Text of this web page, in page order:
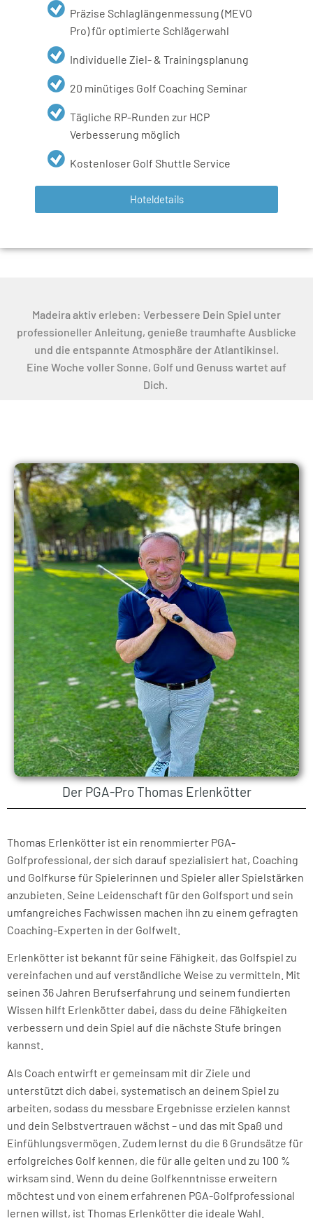
Präzise Schlaglängenmessung (MEVO
Pro) für optimierte Schlägerwahl
Individuelle Ziel- & Trainingsplanung
20 minütiges Golf Coaching Seminar
Tägliche RP-Runden zur HCP
Verbesserung möglich
Kostenloser Golf Shuttle Service
Hoteldetails
Madeira aktiv erleben: Verbessere Dein Spiel unter
professioneller Anleitung, genieße traumhafte Ausblicke
und die entspannte Atmosphäre der Atlantikinsel.
Eine Woche voller Sonne, Golf und Genuss wartet auf
Dich.
Der PGA-Pro Thomas Erlenkötter
Thomas Erlenkötter ist ein renommierter PGA-
Golfprofessional, der sich darauf spezialisiert hat, Coaching
und Golfkurse für Spielerinnen und Spieler aller Spielstärken
anzubieten. Seine Leidenschaft für den Golfsport und sein
umfangreiches Fachwissen machen ihn zu einem gefragten
Coaching-Experten in der Golfwelt.
Erlenkötter ist bekannt für seine Fähigkeit, das Golfspiel zu
vereinfachen und auf verständliche Weise zu vermitteln. Mit
seinen 36 Jahren Berufserfahrung und seinem fundierten
Wissen hilft Erlenkötter dabei, dass du deine Fähigkeiten
verbessern und dein Spiel auf die nächste Stufe bringen
kannst.
Als Coach entwirft er gemeinsam mit dir Ziele und
unterstützt dich dabei, systematisch an deinem Spiel zu
arbeiten, sodass du messbare Ergebnisse erzielen kannst
und dein Selbstvertrauen wächst – und das mit Spaß und
Einfühlungsvermögen. Zudem lernst du die 6 Grundsätze für
erfolgreiches Golf kennen, die für alle gelten und zu 100 %
wirksam sind. Wenn du deine Golfkenntnisse erweitern
möchtest und von einem erfahrenen PGA-Golfprofessional
lernen willst, ist Thomas Erlenkötter die ideale Wahl.